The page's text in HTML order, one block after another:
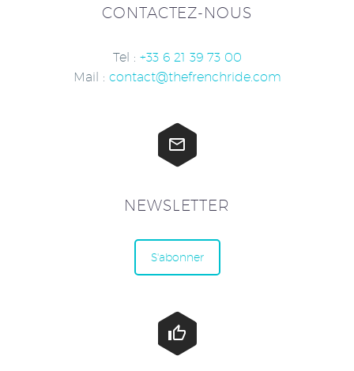
CONTACTEZ-NOUS
Tel : +33 6 21 39 73 00
Mail : contact@thefrenchride.com


NEWSLETTER
S'abonner

